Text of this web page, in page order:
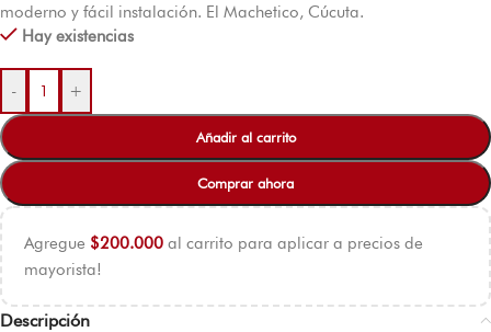
moderno y fácil instalación. El Machetico, Cúcuta.
Hay existencias
- +
Añadir al carrito
Comprar ahora
Agregue $200.000 al carrito para aplicar a precios de
mayorista!
Descripción